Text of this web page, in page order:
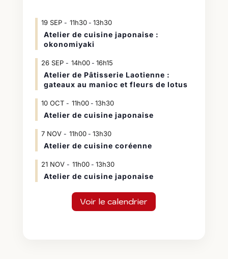
19 SEP 11h30- 13h30
Atelier de cuisine japonaise :
okonomiyaki
26 SEP 14h00- 16h15
Atelier de Pâtisserie Laotienne :
gateaux au manioc et fleurs de lotus
10 OCT 11h00- 13h30
Atelier de cuisine japonaise
7 NOV 11h00- 13h30
Atelier de cuisine coréenne
21 NOV 11h00- 13h30
Atelier de cuisine japonaise
Voir le calendrier